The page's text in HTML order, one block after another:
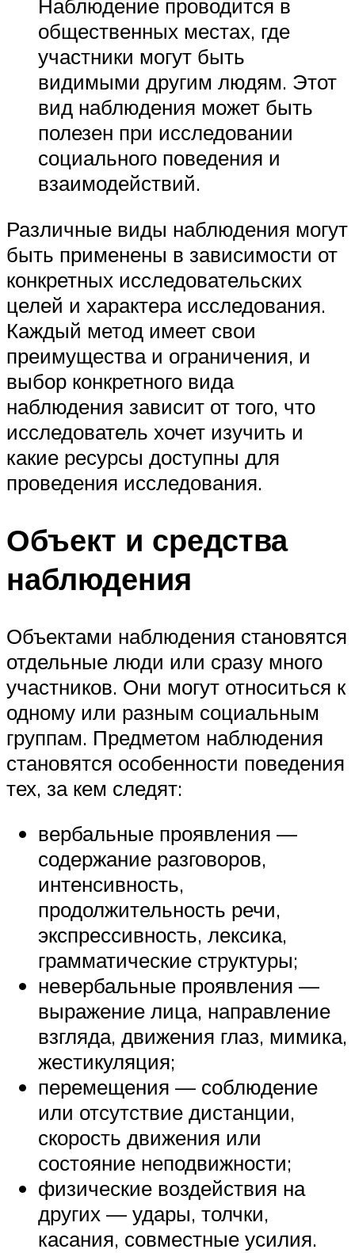
Наблюдение проводится в
общественных местах, где
участники могут быть
видимыми другим людям. Этот
вид наблюдения может быть
полезен при исследовании
социального поведения и
взаимодействий.
Различные виды наблюдения могут
быть применены в зависимости от
конкретных исследовательских
целей и характера исследования.
Каждый метод имеет свои
преимущества и ограничения, и
выбор конкретного вида
наблюдения зависит от того, что
исследователь хочет изучить и
какие ресурсы доступны для
проведения исследования.
Объект и средства
наблюдения
Объектами наблюдения становятся
отдельные люди или сразу много
участников. Они могут относиться к
одному или разным социальным
группам. Предметом наблюдения
становятся особенности поведения
тех, за кем следят:
вербальные проявления —
содержание разговоров,
интенсивность,
продолжительность речи,
экспрессивность, лексика,
грамматические структуры;
невербальные проявления —
выражение лица, направление
взгляда, движения глаз, мимика,
жестикуляция;
перемещения — соблюдение
или отсутствие дистанции,
скорость движения или
состояние неподвижности;
физические воздействия на
других — удары, толчки,
касания, совместные усилия.